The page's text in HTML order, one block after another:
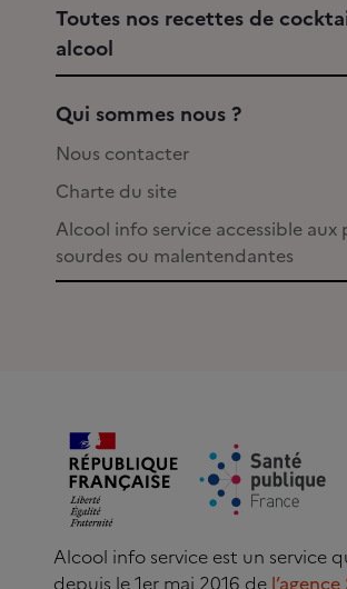
Toutes nos recettes de
alcool
Qui sommes nous ?
Nous contacter
Charte du site
Alcool info service accessible aux
sourdes ou malentendantes
Alcool info service est un service